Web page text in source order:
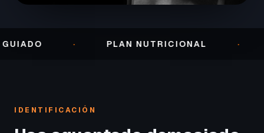
· PLAN NUTRICIONAL ·
IDENTIFICACIÓN